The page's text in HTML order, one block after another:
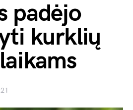
padėjo
kurklių